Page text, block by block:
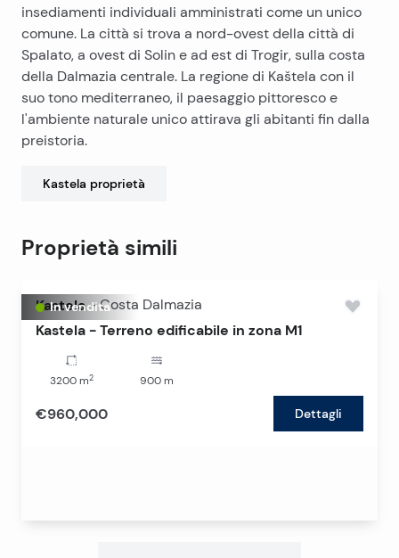
insediamenti individuali amministrati come un unico
comune. La città si trova a nord-ovest della città di
Spalato, a ovest di Solin e ad est di Trogir, sulla costa
della Dalmazia centrale. La regione di Kaštela con il
suo tono mediterraneo, il paesaggio pittoresco e
l'ambiente naturale unico attirava gli abitanti fin dalla
preistoria.
Kastela proprietà
Proprietà simili
In vendita
Kastela - Costa Dalmazia
Kastela - Terreno edificabile in zona M1
3200m2 900 m
€960,000 Dettagli